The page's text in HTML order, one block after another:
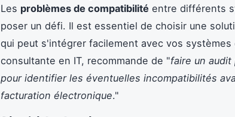
Les problèmes de compatibilité entre différents
poser un défi. Il est essentiel de choisir une
qui peut s'intégrer facilement avec vos systèmes
consultante en IT, recommande de "faire un
pour identifier les éventuelles incompatibilités
facturation électronique."